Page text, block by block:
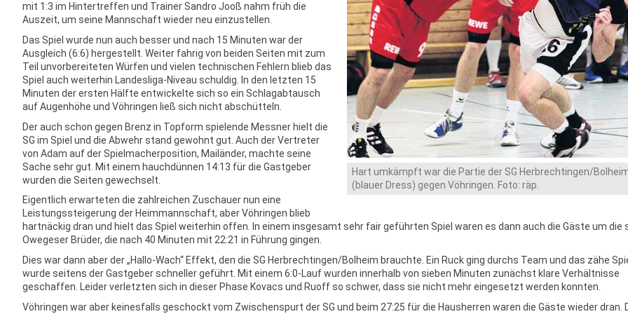
Hart umkämpft war die Partie der SG Herbrechtingen/
(blauer Dress) gegen Vöhringen. Foto: räp.
mit 1:3 im Hintertreffen und Trainer Sandro Jooß nahm früh die
Auszeit, um seine Mannschaft wieder neu einzustellen.
Das Spiel wurde nun auch besser und nach 15 Minuten war der
Ausgleich (6:6) hergestellt. Weiter fahrig von beiden Seiten mit zum
Teil unvorbereiteten Würfen und vielen technischen Fehlern blieb das
Spiel auch weiterhin Landesliga-Niveau schuldig. In den letzten 15
Minuten der ersten Hälfte entwickelte sich so ein Schlagabtausch
auf Augenhöhe und Vöhringen ließ sich nicht abschütteln.
Der auch schon gegen Brenz in Topform spielende Messner hielt die
SG im Spiel und die Abwehr stand gewohnt gut. Auch der Vertreter
von Adam auf der Spielmacherposition, Mailänder, machte seine
Sache sehr gut. Mit einem hauchdünnen 14:13 für die Gastgeber
wurden die Seiten gewechselt.
Eigentlich erwarteten die zahlreichen Zuschauer nun eine
Leistungssteigerung der Heimmannschaft, aber Vöhringen blieb
hartnäckig dran und hielt das Spiel weiterhin offen. In einem insgesamt sehr fair geführten Spiel waren es dann auch die Gäste um die
Owegeser Brüder, die nach 40 Minuten mit 22:21 in Führung gingen.
Dies war dann aber der „Hallo-Wach“ Effekt, den die SG Herbrechtingen/Bolheim brauchte. Ein Ruck ging durchs Team und das zähe
wurde seitens der Gastgeber schneller geführt. Mit einem 6:0-Lauf wurden innerhalb von sieben Minuten zunächst klare Verhältnisse
geschaffen. Leider verletzten sich in dieser Phase Kovacs und Ruoff so schwer, dass sie nicht mehr eingesetzt werden konnten.
Vöhringen war aber keinesfalls geschockt vom Zwischenspurt der SG und beim 27:25 für die Hausherren waren die Gäste wieder dran.